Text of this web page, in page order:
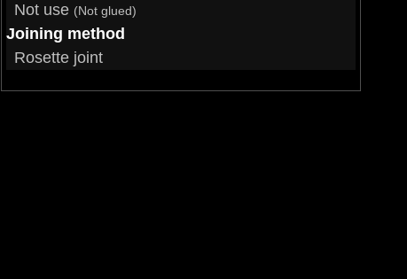
Not use (Not glued)
Joining method
Rosette joint